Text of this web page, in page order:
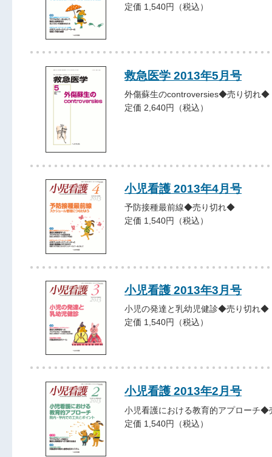
定価 1,540円（税込）
救急医学 2013年5月号
外傷蘇生のcontroversies◆売り切れ◆
定価 2,640円（税込）
小児看護 2013年4月号
予防接種最前線◆売り切れ◆
定価 1,540円（税込）
小児看護 2013年3月号
小児の発達と乳幼児健診◆売り切れ◆
定価 1,540円（税込）
小児看護 2013年2月号
小児看護における教育的アプローチ
定価 1,540円（税込）